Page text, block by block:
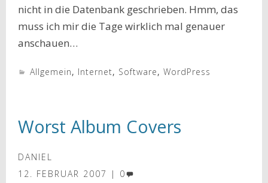
nicht in die Datenbank geschrieben. Hmm, das
muss ich mir die Tage wirklich mal genauer
anschauen…
Allgemein, Internet, Software, WordPress
Worst Album Covers
DANIEL
12. FEBRUAR 2007
0